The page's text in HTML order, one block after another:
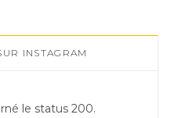
INSTAGRAM
le status 200.